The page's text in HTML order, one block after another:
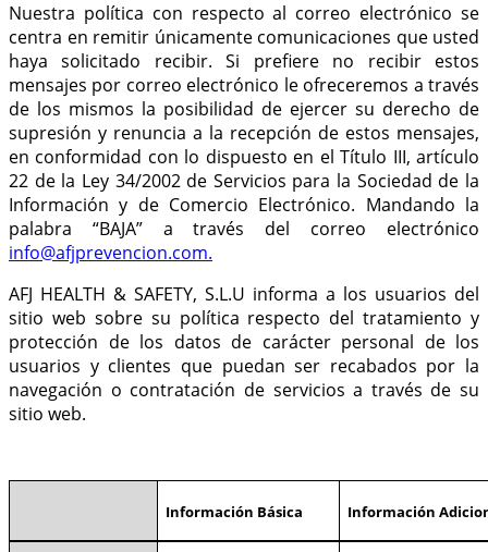
Nuestra política con respecto al correo electrónico se
centra en remitir únicamente comunicaciones que usted
haya solicitado recibir. Si prefiere no recibir estos
mensajes por correo electrónico le ofreceremos a través
de los mismos la posibilidad de ejercer su derecho de
supresión y renuncia a la recepción de estos mensajes,
en conformidad con lo dispuesto en el Título III, artículo
22 de la Ley 34/2002 de Servicios para la Sociedad de la
Información y de Comercio Electrónico. Mandando la
palabra “BAJA” a través del correo electrónico
info@afjprevencion.com.
AFJ HEALTH & SAFETY, S.L.U informa a los usuarios del
sitio web sobre su política respecto del tratamiento y
protección de los datos de carácter personal de los
usuarios y clientes que puedan ser recabados por la
navegación o contratación de servicios a través de su
sitio web.
Información Básica Información